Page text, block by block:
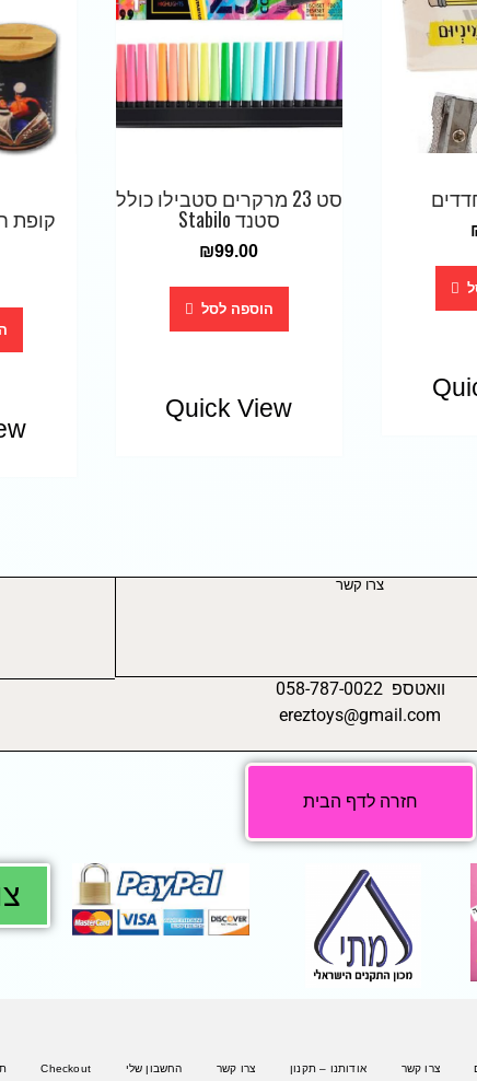
סט 23 מרקרים סטבילו כולל
סטנד Stabilo
₪99.00
הוספה לסל
Quick View
קופת
צרו קשר
וואטספ 058-787-0022
ereztoys@gmail.com
חזרה לדף הבית
צרו קשר אודותנו – תקנון צרו קשר החשבון שלי Checkout